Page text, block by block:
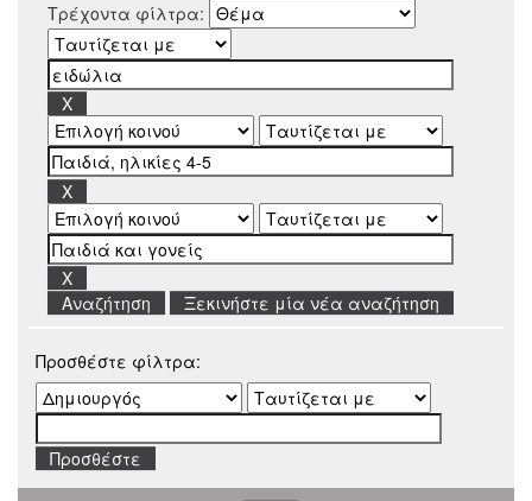
Τρέχοντα φίλτρα:
Ξεκινήστε μία νέα αναζήτηση
Προσθέστε φίλτρα: